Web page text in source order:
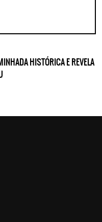
HISTÓRICA E REVELA